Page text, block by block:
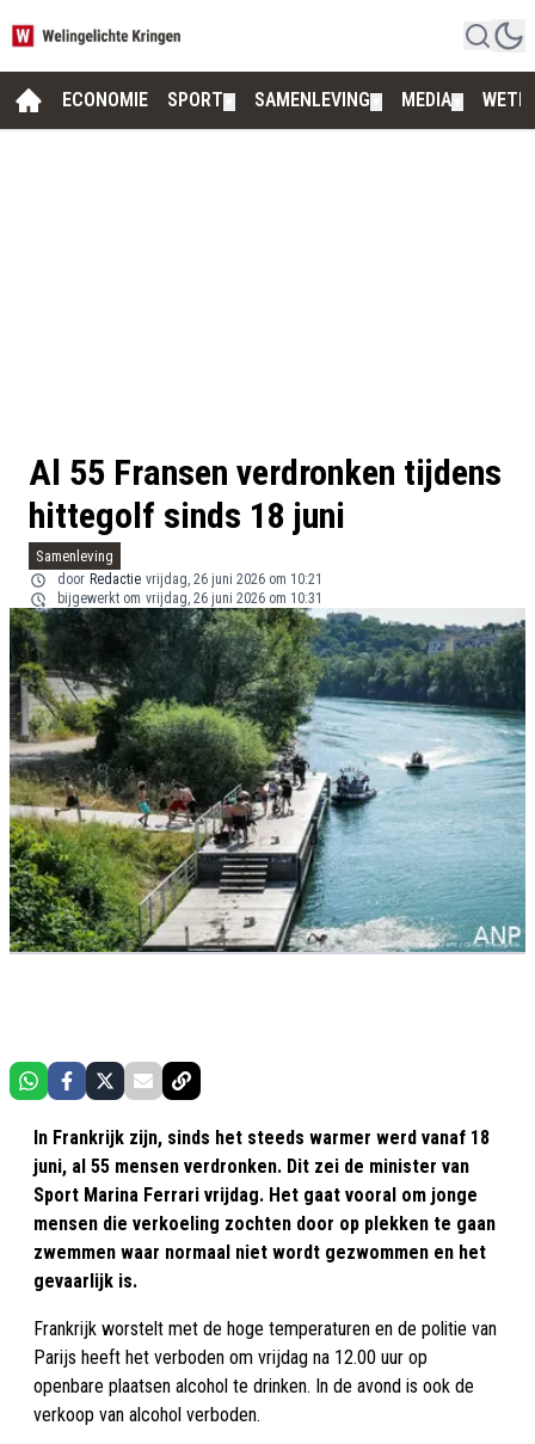
ECONOMIE SPORT SAMENLEVING MEDIA
Al 55 Fransen verdronken tijdens
hittegolf sinds 18 juni
Samenleving
door Redactie vrijdag, 26 juni 2026 om 10:21
bijgewerkt om vrijdag, 26 juni 2026 om 10:31
In Frankrijk zijn, sinds het steeds warmer werd vanaf 18
juni, al 55 mensen verdronken. Dit zei de minister van
Sport Marina Ferrari vrijdag. Het gaat vooral om jonge
mensen die verkoeling zochten door op plekken te gaan
zwemmen waar normaal niet wordt gezwommen en het
gevaarlijk is.
Frankrijk worstelt met de hoge temperaturen en de politie van
Parijs heeft het verboden om vrijdag na 12.00 uur op
openbare plaatsen alcohol te drinken. In de avond is ook de
verkoop van alcohol verboden.